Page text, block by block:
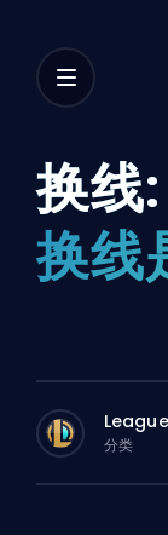
换线:
换线
分类